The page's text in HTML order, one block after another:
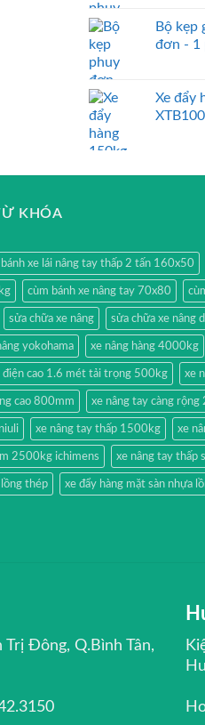
Bộ kẹp
đơn - 1
Xe đẩy
KHÓA
bánh xe lái nâng tay thấp 2 tấn 160x50
cùm bánh xe nâng tay 70x80
sửa chữa xe nâng sửa chữa xe nâng
yokohama xe nâng hàng 4000kg
điện cao 1.6 mét tải trọng 500kg xe
cao 800mm xe nâng tay càng rộng
xe nâng tay thấp 1500kg xe
2500kg ichimens xe nâng tay
thép xe đẩy hàng mặt sàn nhựa
Trị Đông, Q.Bình Tân,